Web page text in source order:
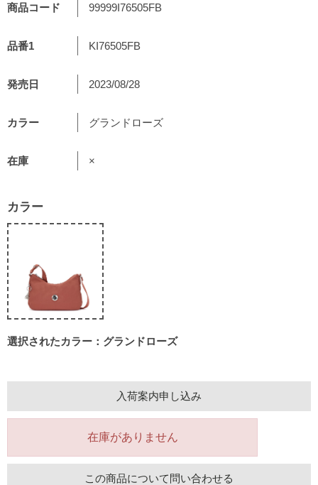
商品コード 99999I76505FB
品番1 KI76505FB
発売日 2023/08/28
カラー グランドローズ
在庫 ×
カラー
選択されたカラー：グランドローズ
入荷案内申し込み
在庫がありません
この商品について問い合わせる